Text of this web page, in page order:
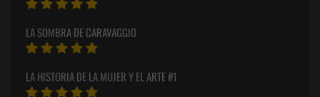
LA SOMBRA DE CARAVAGGIO
LA HISTORIA DE LA MUJER Y EL ARTE #1